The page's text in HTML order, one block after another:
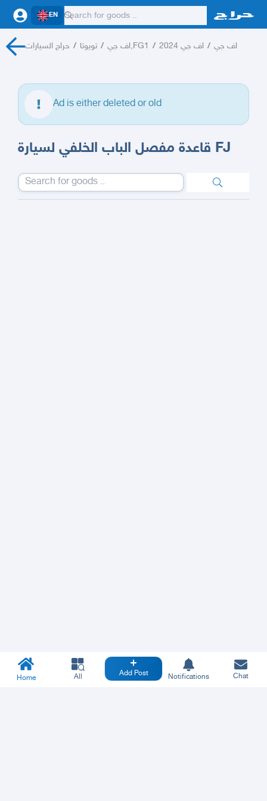
EN
حراج السيارات / تويوتا / اف جي,FG1 / اف جي 2024 / اف جي
Ad is either deleted or old
قاعدة مفصل الباب الخلفي لسيارة FJ
Home All Add Post Notifications Chat